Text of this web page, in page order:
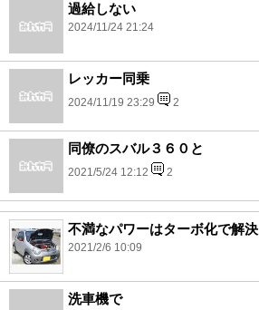
過給しない
2024/11/24 21:24
レッカー同乗
2024/11/19 23:29 2
同僚のスバル３６０と
2021/5/24 12:12 2
不満なパワーはターボ化で解決
2021/2/6 10:09
洗車機で